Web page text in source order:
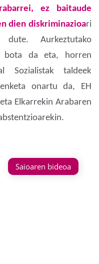
ez baitaude
dien diskriminazioari
Aurkeztutako
bota da eta, horren
Sozialistak taldeek
onartu da, EH
Elkarrekin Arabaren
Saioaren bideoa